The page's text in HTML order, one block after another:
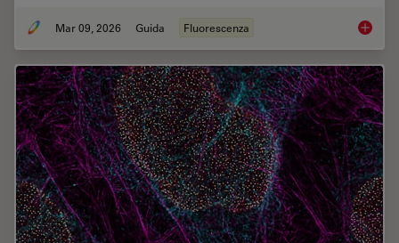
Mar 09, 2026 Guida Fluorescenza A